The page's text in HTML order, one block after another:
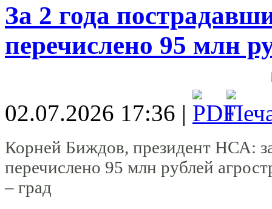
За 2 года
перечислено 95 млн
02.07.2026 17:36 |
Корней Биждов, президент НСА:
перечислено 95 млн рублей
– град